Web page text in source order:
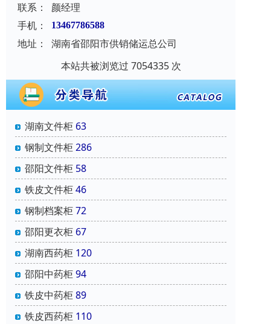
联系：
颜经理
手机：
13467786588
地址：
湖南省邵阳市供销储运总公司
本站共被浏览过 7054335 次
湖南文件柜 63
钢制文件柜286
邵阳文件柜 58
铁皮文件柜46
钢制档案柜72
邵阳更衣柜 67
湖南西药柜 120
邵阳中药柜94
铁皮中药柜89
铁皮西药柜 110